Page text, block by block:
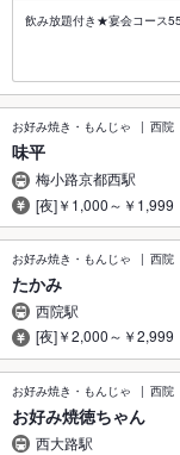
飲み放題付き★宴会コース
お好み焼き・もんじゃ 西院
味平
梅小路京都西駅
[夜]￥1,000～￥1,999
お好み焼き・もんじゃ 西院
たかみ
西院駅
[夜]￥2,000～￥2,999
お好み焼き・もんじゃ 西院
お好み焼徳ちゃん
西大路駅